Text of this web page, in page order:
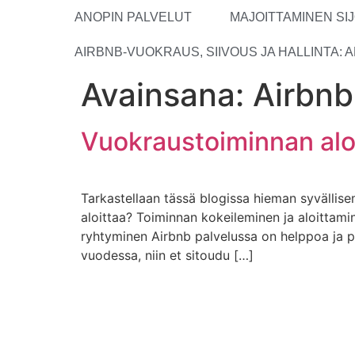
ANOPIN PALVELUT MAJOITTAMINEN
AIRBNB-VUOKRAUS, SIIVOUS JA HALLINTA:
Avainsana: Airbnb
Vuokraustoiminnan
Tarkastellaan tässä blogissa hieman
aloittaa? Toiminnan kokeileminen ja
ryhtyminen Airbnb palvelussa on helppoa ja
vuodessa, niin et sitoudu […]